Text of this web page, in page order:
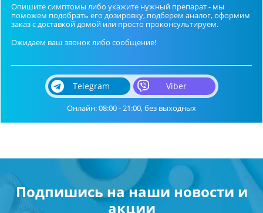
Опишите симптомы либо укажите нужный препарат - мы
поможем подобрать его дозировку, подберем аналог, оформим
заказ с доставкой домой или просто проконсультируем.
Ожидаем ваш звонок либо сообщение!
Telegram Viber
Онлайн: 08:00 - 21:00, без выходных
Подпишись на наши новости и
акции